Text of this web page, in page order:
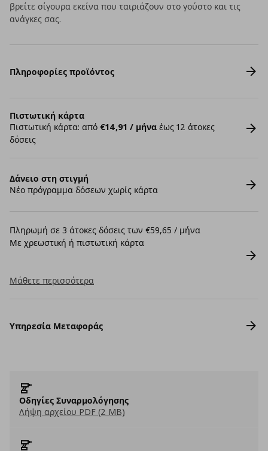
βρείτε σίγουρα εκείνα που ταιριάζουν στο γούστο και τις
ανάγκες σας.
Πληροφορίες προϊόντος
Πιστωτική κάρτα
Πιστωτική κάρτα: από €14,91 / μήνα έως 12 άτοκες
δόσεις
Δάνειο στη στιγμή
Νέο πρόγραμμα δόσεων χωρίς κάρτα
Πληρωμή σε 3 άτοκες δόσεις των €59,65 / μήνα
Με χρεωστική ή πιστωτική κάρτα
Μάθετε περισσότερα
Υπηρεσία Μεταφοράς
Οδηγίες Συναρμολόγησης
Λήψη αρχείου PDF (2 MB)